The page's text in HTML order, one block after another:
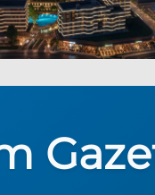
aldı
Boykot